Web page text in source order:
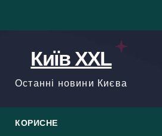
Київ XXL
Останні новини Києва
КОРИСНЕ